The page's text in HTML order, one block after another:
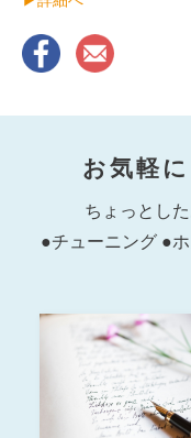
お気軽
ちょっとし
●チューニング ●